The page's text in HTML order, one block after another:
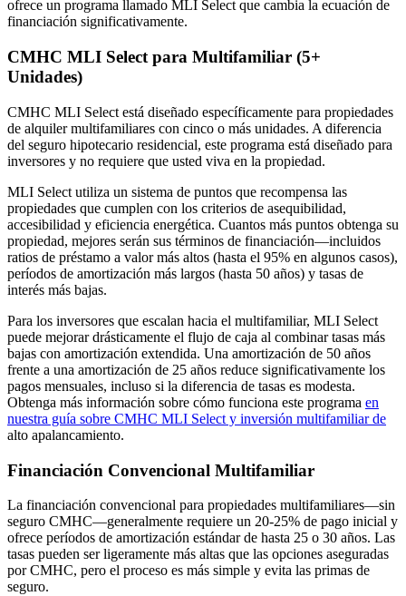
ofrece un programa llamado MLI Select que cambia la ecuación de
financiación significativamente.
CMHC MLI Select para Multifamiliar (5+
Unidades)
CMHC MLI Select está diseñado específicamente para propiedades
de alquiler multifamiliares con cinco o más unidades. A diferencia
del seguro hipotecario residencial, este programa está diseñado para
inversores y no requiere que usted viva en la propiedad.
MLI Select utiliza un sistema de puntos que recompensa las
propiedades que cumplen con los criterios de asequibilidad,
accesibilidad y eficiencia energética. Cuantos más puntos obtenga su
propiedad, mejores serán sus términos de financiación—incluidos
ratios de préstamo a valor más altos (hasta el 95% en algunos casos),
períodos de amortización más largos (hasta 50 años) y tasas de
interés más bajas.
Para los inversores que escalan hacia el multifamiliar, MLI Select
puede mejorar drásticamente el flujo de caja al combinar tasas más
bajas con amortización extendida. Una amortización de 50 años
frente a una amortización de 25 años reduce significativamente los
pagos mensuales, incluso si la diferencia de tasas es modesta.
Obtenga más información sobre cómo funciona este programa en
nuestra guía sobre CMHC MLI Select y inversión multifamiliar de
alto apalancamiento.
Financiación Convencional Multifamiliar
La financiación convencional para propiedades multifamiliares—sin
seguro CMHC—generalmente requiere un 20-25% de pago inicial y
ofrece períodos de amortización estándar de hasta 25 o 30 años. Las
tasas pueden ser ligeramente más altas que las opciones aseguradas
por CMHC, pero el proceso es más simple y evita las primas de
seguro.